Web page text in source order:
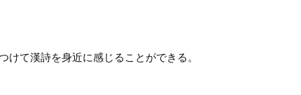
て漢詩を身近に感じることができる。